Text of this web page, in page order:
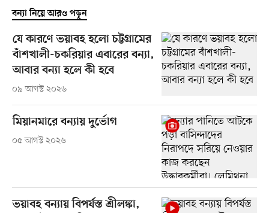
বন্যা নিয়ে আরও পড়ুন
যে কারণে ভয়াবহ হলো চট্টগ্রামের
বাঁশখালী-চকরিয়ার এবারের বন্যা,
আবার বন্যা হলে কী হবে
০৯ আগস্ট ২০২৬
মিয়ানমারে বন্যায় দুর্ভোগ
০৫ আগস্ট ২০২৬
ভয়াবহ বন্যায় বিপর্যস্ত শ্রীলঙ্কা,